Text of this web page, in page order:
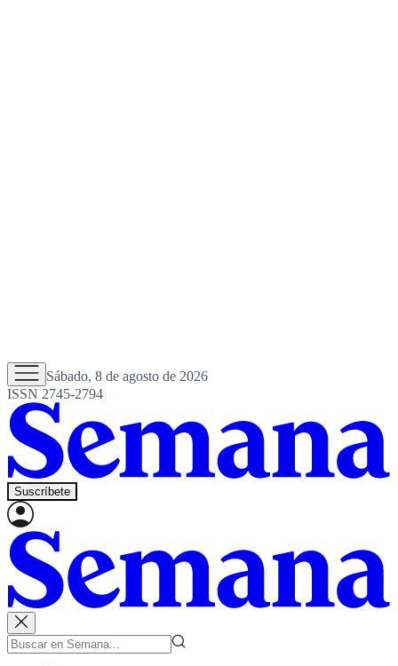
Sábado, 8 de agosto de 2026
ISSN 2745-2794
Suscríbete